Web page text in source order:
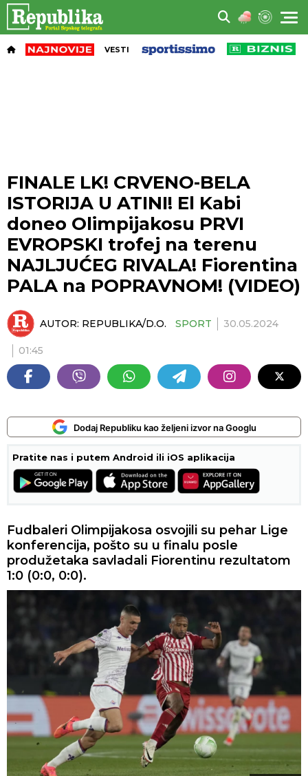
VESTI
FINALE LK! CRVENO-BELA
ISTORIJA U ATINI! El Kabi
doneo Olimpijakosu PRVI
EVROPSKI trofej na terenu
NAJLJUĆEG RIVALA! Fiorentina
PALA na POPRAVNOM! (VIDEO)
AUTOR: REPUBLIKA/D.O. SPORT 30.05.2024
01:45
Dodaj Republiku kao željeni izvor na Googlu
Pratite nas i putem Android ili iOS aplikacija
​Fudbaleri Olimpijakosa osvojili su pehar Lige
konferencija, pošto su u finalu posle
produžetaka savladali Fiorentinu rezultatom
1:0 (0:0, 0:0).